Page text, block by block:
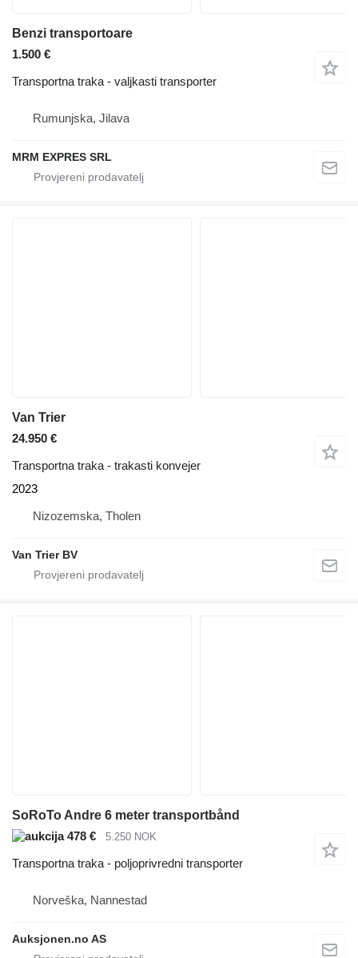
Benzi transportoare
1.500 €
Transportna traka - valjkasti transporter
Rumunjska, Jilava
MRM EXPRES SRL
Van Trier
24.950 €
Transportna traka - trakasti konvejer
2023
Nizozemska, Tholen
Van Trier BV
SoRoTo Andre 6 meter transportbånd
478 €
5.250 NOK
Transportna traka - poljoprivredni transporter
Norveška, Nannestad
Auksjonen.no AS